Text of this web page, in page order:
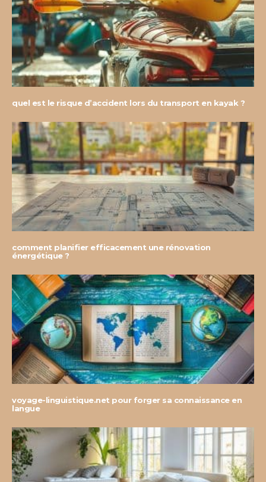
quel est le risque d’accident lors du transport en kayak ?
comment planifier efficacement une rénovation
énergétique ?
voyage-linguistique.net pour forger sa connaissance en
langue